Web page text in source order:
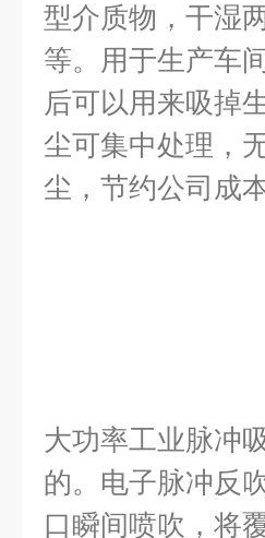
型介质物，干湿
等。用于生产车
后可以用来吸掉
尘可集中处理，
尘，节约公司成
大功率工业脉冲
的。电子脉冲反
口瞬间喷吹，将